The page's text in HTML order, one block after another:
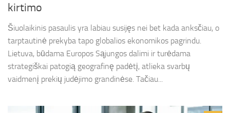
kirtimo
Šiuolaikinis pasaulis yra labiau susijęs nei bet kada anksčiau, o
tarptautinė prekyba tapo globalios ekonomikos pagrindu.
Lietuva, būdama Europos Sąjungos dalimi ir turėdama
strategiškai patogią geografinę padėtį, atlieka svarbų
vaidmenį prekių judėjimo grandinėse. Tačiau...